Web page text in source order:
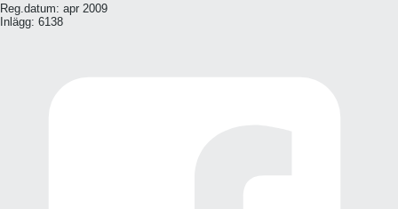
Reg.datum: apr 2009
Inlägg: 6138